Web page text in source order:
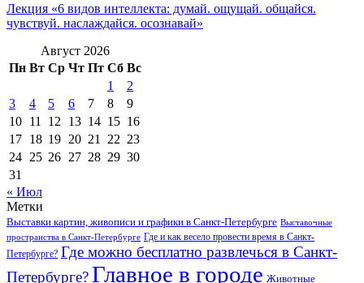
Лекция «6 видов интеллекта: думай. ощущай. общайся.
чувствуй. наслаждайся. осознавай»
Август 2026
Пн Вт Ср Чт Пт Сб Вс
1
2
3
4 5 6 7 8
9
10 11 12 13 14 15 16
17 18 19 20 21 22 23
24 25 26 27 28 29 30
31
« Июл
Метки
Выставки картин, живописи и графики в Санкт-Петербурге Выставочные
пространства в Санкт-Петербурге Где и как весело провести время в Санкт-
Петербурге? Где можно бесплатно развлечься в Санкт-
Петербурге?Главное в городе Животные